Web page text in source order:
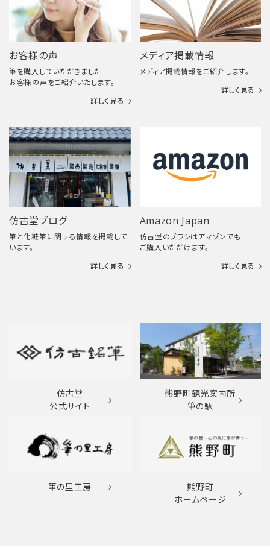
お客様の声
筆を購入していただきました
お客様の声をご紹介いたします。
詳しく見る
メディア掲載情報
メディア掲載情報をご紹介します。
詳しく見る
仿古堂ブログ
筆と化粧筆に関する情報を掲載して
います。
詳しく見る
Amazon Japan
仿古堂のブラシはアマゾンでも
ご購入いただけます。
詳しく見る
仿古堂
公式サイト
熊野町観光案内所
筆の駅
筆の里工房
熊野町
ホームページ